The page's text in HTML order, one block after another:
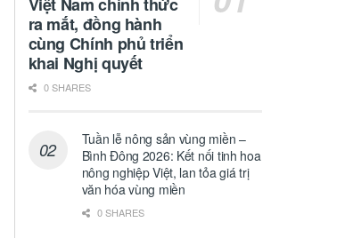
ra mắt, đồng hành
cùng Chính phủ triển
khai Nghị quyết
0 SHARES
Tuần lễ nông sản vùng miền –
Bình Đông 2026: Kết nối tinh hoa
nông nghiệp Việt, lan tỏa giá trị
văn hóa vùng miền
0 SHARES